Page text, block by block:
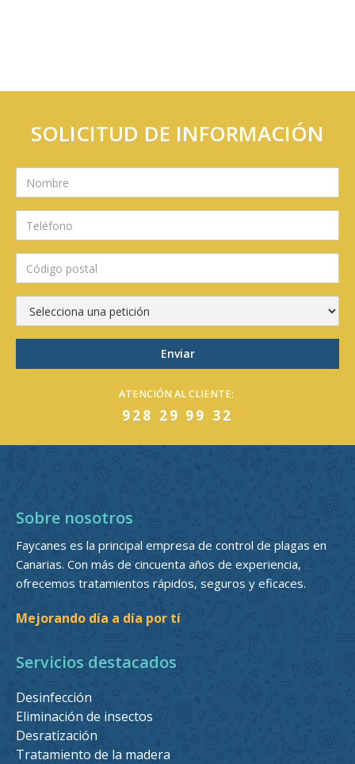
SOLICITUD DE INFORMACIÓN
ATENCIÓN AL CLIENTE:
928 29 99 32
Sobre nosotros
Faycanes es la principal empresa de control de plagas en
Canarias. Con más de cincuenta años de experiencia,
ofrecemos tratamientos rápidos, seguros y eficaces.
Mejorando día a día por tí
Servicios destacados
Desinfección
Eliminación de insectos
Desratización
Tratamiento de la madera